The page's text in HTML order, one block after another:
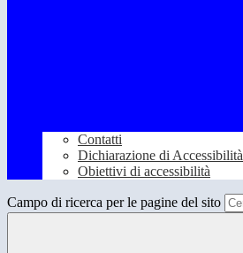
Contatti
Dichiarazione di Accessibilità
Obiettivi di accessibilità
Campo di ricerca per le pagine del sito